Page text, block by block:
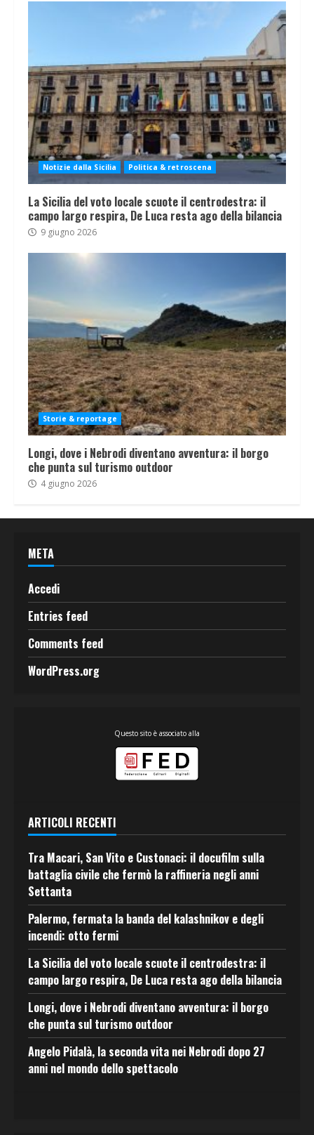
Notizie dalla Sicilia Politica & retroscena
La Sicilia del voto locale scuote il centrodestra: il
campo largo respira, De Luca resta ago della bilancia
9 giugno 2026
Storie & reportage
Longi, dove i Nebrodi diventano avventura: il borgo
che punta sul turismo outdoor
4 giugno 2026
META
Accedi
Entries feed
Comments feed
WordPress.org
Questo sito è associato alla
ARTICOLI RECENTI
Tra Macari, San Vito e Custonaci: il docufilm sulla
battaglia civile che fermò la raffineria negli anni
Settanta
Palermo, fermata la banda del kalashnikov e degli
incendi: otto fermi
La Sicilia del voto locale scuote il centrodestra: il
campo largo respira, De Luca resta ago della bilancia
Longi, dove i Nebrodi diventano avventura: il borgo
che punta sul turismo outdoor
Angelo Pidalà, la seconda vita nei Nebrodi dopo 27
anni nel mondo dello spettacolo